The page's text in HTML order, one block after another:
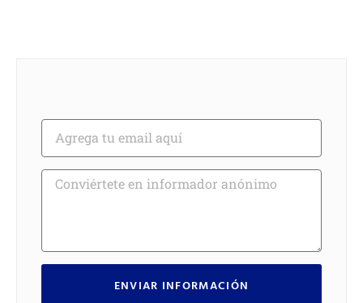
ENVIAR INFORMACIÓN